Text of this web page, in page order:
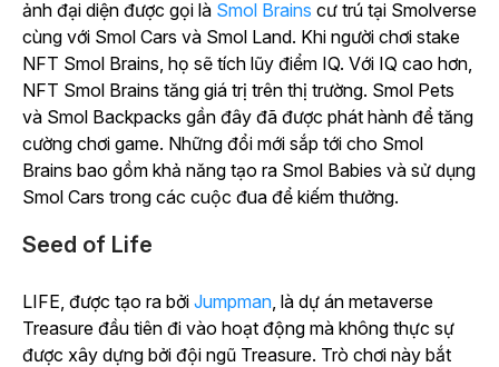
ảnh đại diện được gọi là Smol Brains cư trú tại Smolverse
cùng với Smol Cars và Smol Land. Khi người chơi stake
NFT Smol Brains, họ sẽ tích lũy điểm IQ. Với IQ cao hơn,
NFT Smol Brains tăng giá trị trên thị trường. Smol Pets
và Smol Backpacks gần đây đã được phát hành để tăng
cường chơi game. Những đổi mới sắp tới cho Smol
Brains bao gồm khả năng tạo ra Smol Babies và sử dụng
Smol Cars trong các cuộc đua để kiếm thưởng.
Seed of Life
LIFE, được tạo ra bởi Jumpman, là dự án metaverse
Treasure đầu tiên đi vào hoạt động mà không thực sự
được xây dựng bởi đội ngũ Treasure. Trò chơi này bắt